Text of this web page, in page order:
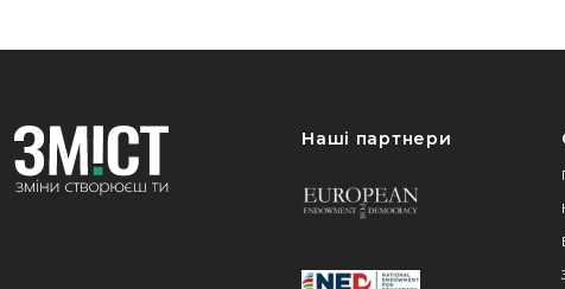
Наші партнери